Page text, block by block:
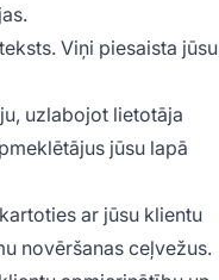
Viņi piesaista jūsu
uzlabojot lietotāja
jūsu lapā
ar jūsu klientu
novēršanas ceļvežus.